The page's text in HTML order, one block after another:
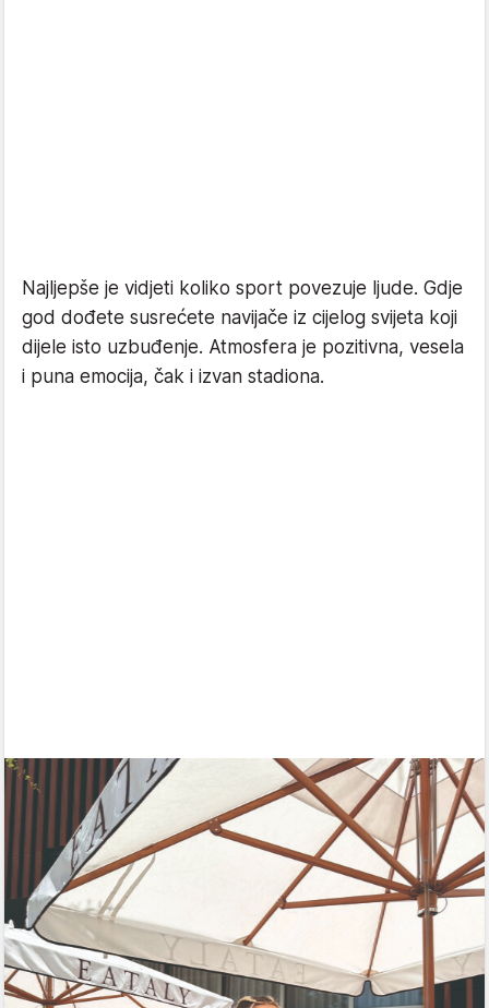
Najljepše je vidjeti koliko sport povezuje ljude. Gdje
god dođete susrećete navijače iz cijelog svijeta koji
dijele isto uzbuđenje. Atmosfera je pozitivna, vesela
i puna emocija, čak i izvan stadiona.